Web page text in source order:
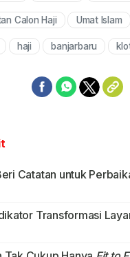
Calon Haji Umat Islam
haji banjarbaru
Catatan untuk
Transformasi